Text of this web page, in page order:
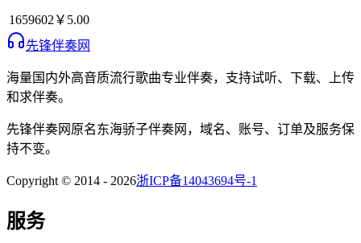
1659602 ￥5.00
先锋伴奏网
海量国内外高音质流行歌曲专业伴奏，支持试听、下载、上传
和求伴奏。
先锋伴奏网 原名东海骄子伴奏网 ，域名、账号、订单及服务保
持不变。
Copyright © 2014 - 2026浙ICP备14043694号-1
服务